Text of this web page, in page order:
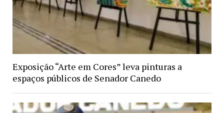
Exposição “Arte em Cores” leva pinturas a
espaços públicos de Senador Canedo